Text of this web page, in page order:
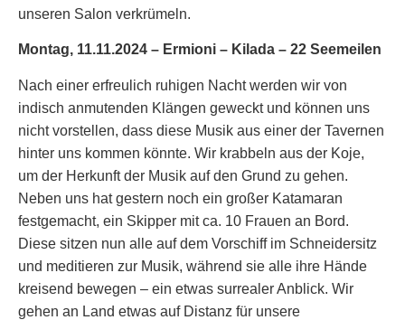
unseren Salon verkrümeln.
Montag, 11.11.2024 – Ermioni – Kilada – 22 Seemeilen
Nach einer erfreulich ruhigen Nacht werden wir von
indisch anmutenden Klängen geweckt und können uns
nicht vorstellen, dass diese Musik aus einer der Tavernen
hinter uns kommen könnte. Wir krabbeln aus der Koje,
um der Herkunft der Musik auf den Grund zu gehen.
Neben uns hat gestern noch ein großer Katamaran
festgemacht, ein Skipper mit ca. 10 Frauen an Bord.
Diese sitzen nun alle auf dem Vorschiff im Schneidersitz
und meditieren zur Musik, während sie alle ihre Hände
kreisend bewegen – ein etwas surrealer Anblick. Wir
gehen an Land etwas auf Distanz für unsere